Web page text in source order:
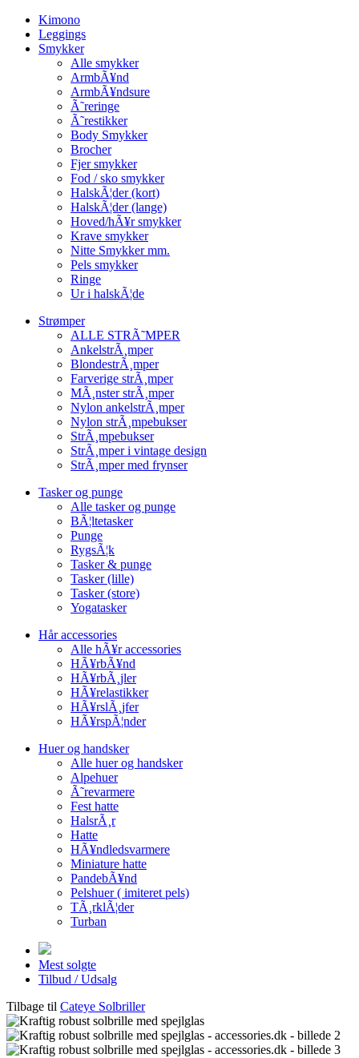
Kimono
Leggings
Smykker
Alle smykker
ArmbÃ¥nd
ArmbÃ¥ndsure
Ã˜reringe
Ã˜restikker
Body Smykker
Brocher
Fjer smykker
Fod / sko smykker
HalskÃ¦der (kort)
HalskÃ¦der (lange)
Hoved/hÃ¥r smykker
Krave smykker
Nitte Smykker mm.
Pels smykker
Ringe
Ur i halskÃ¦de
Strømper
ALLE STRÃ˜MPER
AnkelstrÃ¸mper
BlondestrÃ¸mper
Farverige strÃ¸mper
MÃ¸nster strÃ¸mper
Nylon ankelstrÃ¸mper
Nylon strÃ¸mpebukser
StrÃ¸mpebukser
StrÃ¸mper i vintage design
StrÃ¸mper med frynser
Tasker og punge
Alle tasker og punge
BÃ¦ltetasker
Punge
RygsÃ¦k
Tasker & punge
Tasker (lille)
Tasker (store)
Yogatasker
Hår accessories
Alle hÃ¥r accessories
HÃ¥rbÃ¥nd
HÃ¥rbÃ¸jler
HÃ¥relastikker
HÃ¥rslÃ¸jfer
HÃ¥rspÃ¦nder
Huer og handsker
Alle huer og handsker
Alpehuer
Ã˜revarmere
Fest hatte
HalsrÃ¸r
Hatte
HÃ¥ndledsvarmere
Miniature hatte
PandebÃ¥nd
Pelshuer ( imiteret pels)
TÃ¸rklÃ¦der
Turban
Mest solgte
Tilbud / Udsalg
Tilbage til Cateye Solbriller